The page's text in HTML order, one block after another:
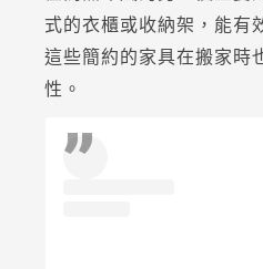
式的衣櫃或收納架，能有
這些簡約的家具在搬家時
性。